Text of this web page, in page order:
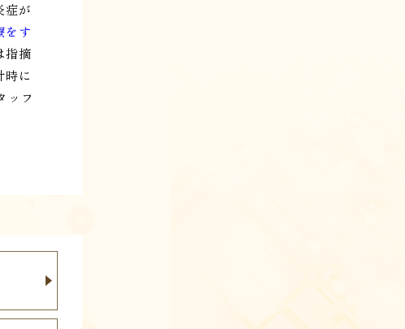
症が
をす
指摘
時に
ッフ